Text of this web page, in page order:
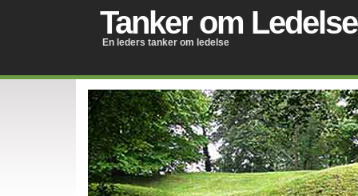
Tanker om Ledelse
En leders tanker om ledelse